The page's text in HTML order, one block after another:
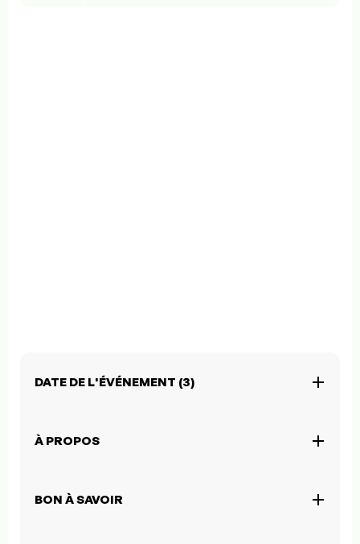
DATE DE L'ÉVÉNEMENT (3)
À PROPOS
BON À SAVOIR